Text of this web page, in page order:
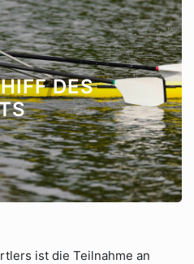
DES
ist die Teilnahme an